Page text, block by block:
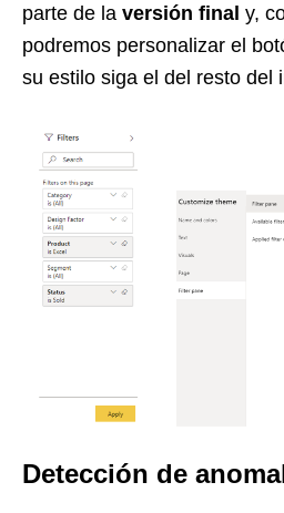
parte de la versión final y,
podremos personalizar el
su estilo siga el del resto del
Detección de